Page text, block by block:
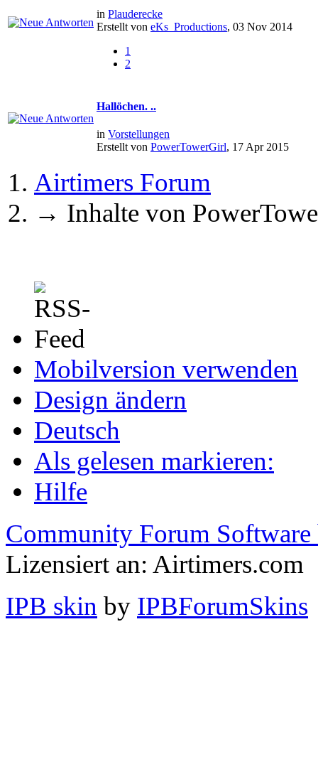
in Plauderecke
Erstellt von eKs_Productions, 03 Nov 2014
1
2
Hallöchen. ..
in Vorstellungen
Erstellt von PowerTowerGirl, 17 Apr 2015
Airtimers Forum
→ Inhalte von
Mobilversion verwenden
Design ändern
Deutsch
Als gelesen markieren:
Hilfe
Community Forum Software
Lizensiert an: Airtimers.com
IPB skin by IPBForumSkins